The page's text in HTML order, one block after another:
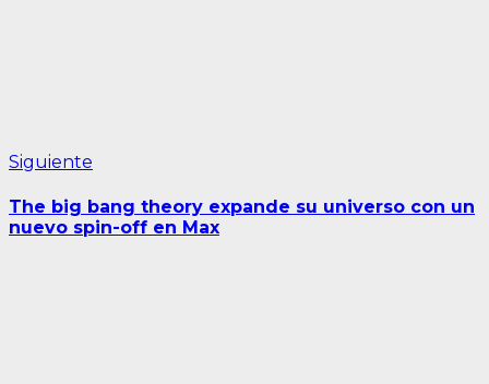
Siguiente
The big bang theory expande su universo con un
nuevo spin-off en Max